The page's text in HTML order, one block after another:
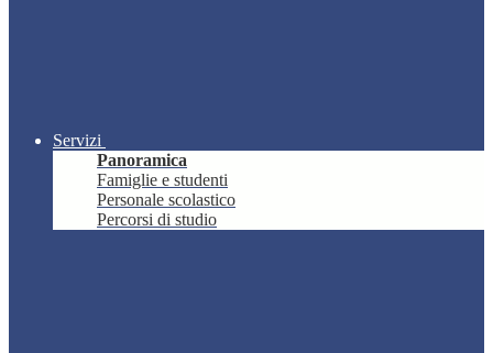
Servizi
Panoramica
Famiglie e studenti
Personale scolastico
Percorsi di studio